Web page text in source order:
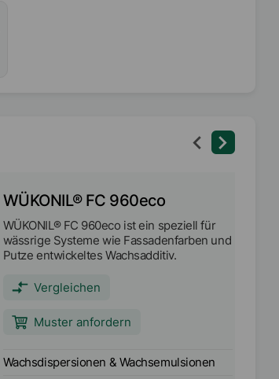
WÜKONIL® FC 960eco
WÜKONIL® FC 960eco ist ein speziell für
wässrige Systeme wie Fassadenfarben und
Putze entwickeltes Wachsadditiv.
Vergleichen
Muster anfordern
Wachsdispersionen & Wachsemulsionen